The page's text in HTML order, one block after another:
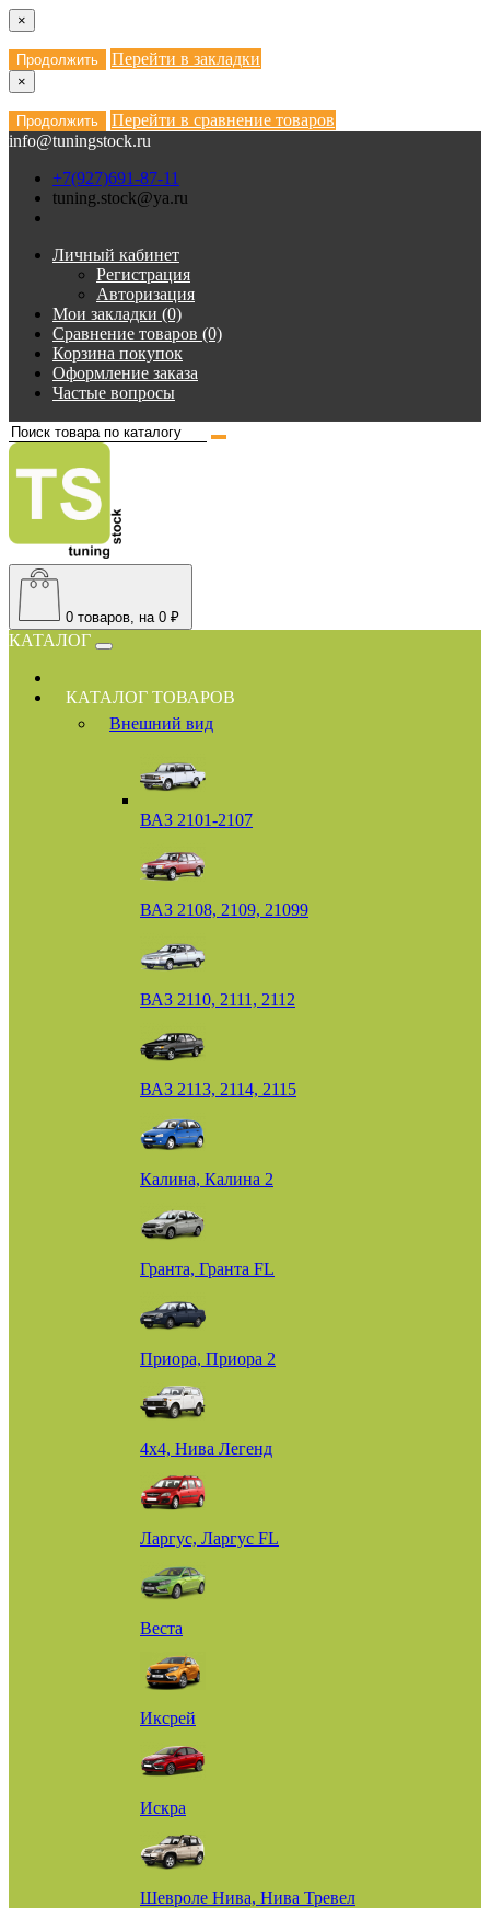
×
Продолжить Перейти в закладки
×
Продолжить
Перейти в сравнение товаров
info@tuningstock.ru
+7(927)691-87-11
tuning.stock@ya.ru
Личный кабинет
Регистрация
Авторизация
Мои закладки (0)
Сравнение товаров (0)
Корзина покупок
Оформление заказа
Частые вопросы
0 товаров, на 0 ₽
КАТАЛОГ
КАТАЛОГ ТОВАРОВ
Внешний вид
ВАЗ 2101-2107
ВАЗ 2108, 2109, 21099
ВАЗ 2110, 2111, 2112
ВАЗ 2113, 2114, 2115
Калина, Калина 2
Гранта, Гранта FL
Приора, Приора 2
4х4, Нива Легенд
Ларгус, Ларгус FL
Веста
Иксрей
Искра
Шевроле Нива, Нива Тревел